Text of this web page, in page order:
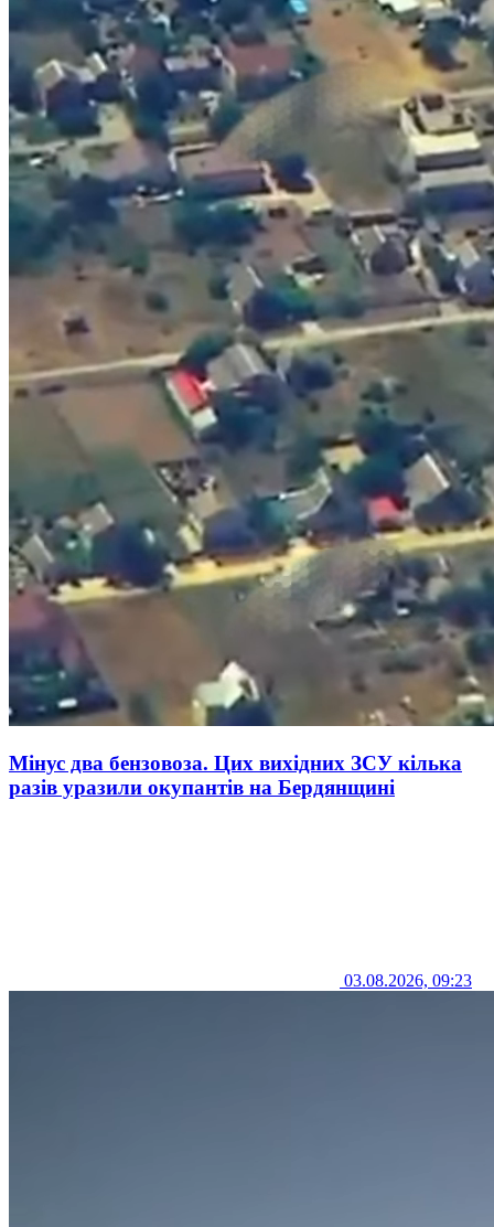
Мінус два бензовоза. Цих вихідних ЗСУ кілька
разів уразили окупантів на Бердянщині
03.08.2026, 09:23